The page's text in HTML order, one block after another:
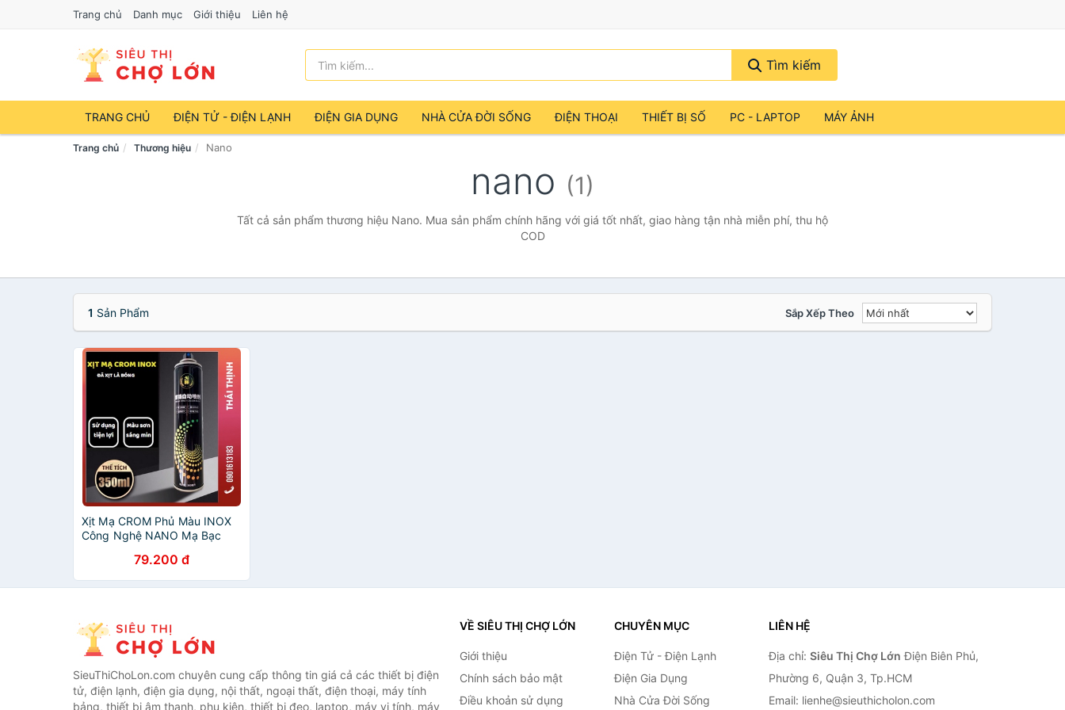
Trang chủ Danh mục Giới thiệu Liên hệ
Tìm kiếm
TRANG CHỦ ĐIỆN TỬ - ĐIỆN LẠNH ĐIỆN GIA DỤNG NHÀ CỬA ĐỜI SỐNG ĐIỆN THOẠI THIẾT BỊ SỐ PC - LAPTOP MÁY ẢNH
Trang chủ Thương hiệu Nano
nano (1)
Tất cả sản phẩm thương hiệu Nano. Mua sản phẩm chính hãng với giá tốt nhất, giao hàng tận nhà miễn phí, thu hộ
COD
1 Sản Phẩm Sắp Xếp Theo
Xịt Mạ CROM Phủ Màu INOX
Công Nghệ NANO Mạ Bạc
350ml Làm Mới Inox Sơn
Bóng Chống Gỉ Sét
79.200 đ
SieuThiChoLon.com chuyên cung cấp thông tin giá cả các thiết bị điện
tử, điện lạnh, điện gia dụng, nội thất, ngoại thất, điện thoại, máy tính
bảng, thiết bị âm thanh, phụ kiện, thiết bị đeo, laptop, máy vi tính, máy
VỀ SIÊU THỊ CHỢ LỚN
Giới thiệu
Chính sách bảo mật
Điều khoản sử dụng
CHUYÊN MỤC
Điện Tử - Điện Lạnh
Điện Gia Dụng
Nhà Cửa Đời Sống
LIÊN HỆ
Địa chỉ: Siêu Thị Chợ Lớn Điện Biên Phủ,
Phường 6, Quận 3, Tp.HCM
Email: lienhe@sieuthicholon.com